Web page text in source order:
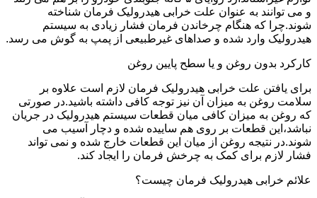
و می توانند به عنوان علت خرابی هیدرولیک فرمان شناخته
شوند.چرا که هنگام چرخاندن فرمان فشار زیادی به سیستم
هیدرولیک وارد شده و صداهای غیرطبیعی از پمپ به گوش می رسد.
کارکرد بدون روغن و یا سطح پایین روغن
برای یافتن علت خرابی هیدرولیک فرمان لازم است علاوه بر
سلامت روغن به میزان آن نیز توجه کافی داشته باشید.در صورتی
که روغن به میزان کافی میان قطعات سیستم هیدرولیک در جریان
نباشد،این قطعات بر روی هم ساییده شده و دچار آسیب می
شوند.در نتیجه روغن از میان این قطعات خارج شده و نمی تواند
فشار لازم برای کمک به چرخش فرمان را ایجاد کند.
علائم خرابی هیدرولیک فرمان چیست؟